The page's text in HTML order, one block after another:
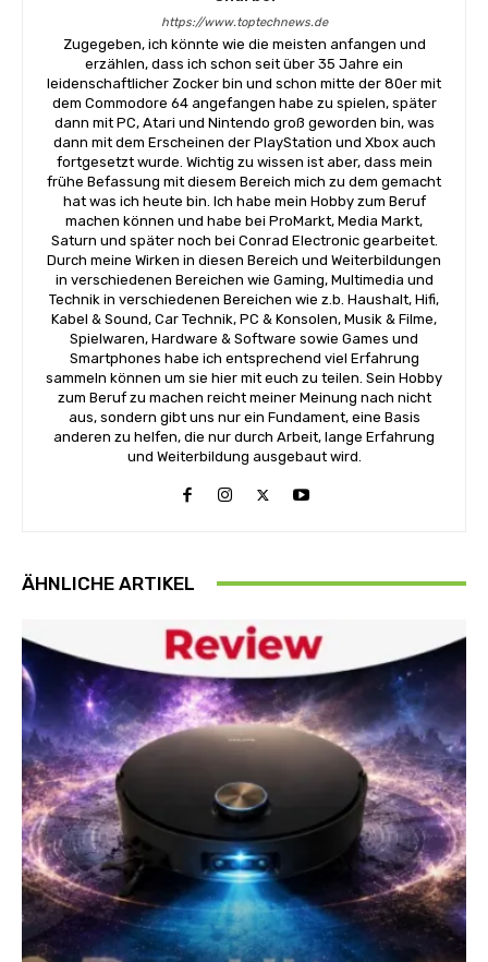
https://www.toptechnews.de
Zugegeben, ich könnte wie die meisten anfangen und
erzählen, dass ich schon seit über 35 Jahre ein
leidenschaftlicher Zocker bin und schon mitte der 80er mit
dem Commodore 64 angefangen habe zu spielen, später
dann mit PC, Atari und Nintendo groß geworden bin, was
dann mit dem Erscheinen der PlayStation und Xbox auch
fortgesetzt wurde. Wichtig zu wissen ist aber, dass mein
frühe Befassung mit diesem Bereich mich zu dem gemacht
hat was ich heute bin. Ich habe mein Hobby zum Beruf
machen können und habe bei ProMarkt, Media Markt,
Saturn und später noch bei Conrad Electronic gearbeitet.
Durch meine Wirken in diesen Bereich und Weiterbildungen
in verschiedenen Bereichen wie Gaming, Multimedia und
Technik in verschiedenen Bereichen wie z.b. Haushalt, Hifi,
Kabel & Sound, Car Technik, PC & Konsolen, Musik & Filme,
Spielwaren, Hardware & Software sowie Games und
Smartphones habe ich entsprechend viel Erfahrung
sammeln können um sie hier mit euch zu teilen. Sein Hobby
zum Beruf zu machen reicht meiner Meinung nach nicht
aus, sondern gibt uns nur ein Fundament, eine Basis
anderen zu helfen, die nur durch Arbeit, lange Erfahrung
und Weiterbildung ausgebaut wird.
ÄHNLICHE ARTIKEL